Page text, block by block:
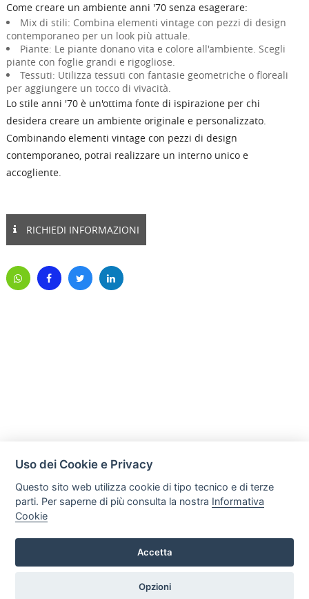
Come creare un ambiente anni '70 senza esagerare:
Mix di stili: Combina elementi vintage con pezzi di design
contemporaneo per un look più attuale.
Piante: Le piante donano vita e colore all'ambiente. Scegli
piante con foglie grandi e rigogliose.
Tessuti: Utilizza tessuti con fantasie geometriche o floreali
per aggiungere un tocco di vivacità.
Lo stile anni '70 è un'ottima fonte di ispirazione per chi
desidera creare un ambiente originale e personalizzato.
Combinando elementi vintage con pezzi di design
contemporaneo, potrai realizzare un interno unico e
accogliente.
RICHIEDI INFORMAZIONI
Mobili Di Palma
Via di Ogliara 89, 84135, Salerno
Tel. +39 089281193 / +39 3358372617 Email:
Uso dei Cookie e Privacy
Questo sito web utilizza cookie di tipo tecnico e di terze
parti. Per saperne di più consulta la nostra Informativa
Cookie
Accetta
Opzioni